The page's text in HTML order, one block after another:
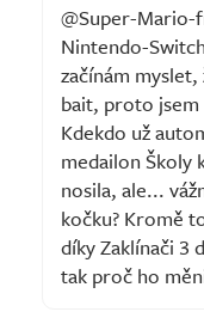
@Super-
Nintendo-
začínám
bait, proto
Kdekdo už
medailon Školy
nosila, ale...
kočku? Kromě
díky Zaklínači 3
tak proč ho